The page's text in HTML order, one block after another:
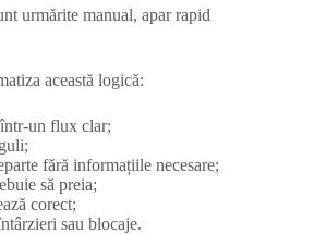
urmărite manual, apar rapid
această logică:
un flux clar;
fără informațiile necesare;
să preia;
corect;
sau blocaje.